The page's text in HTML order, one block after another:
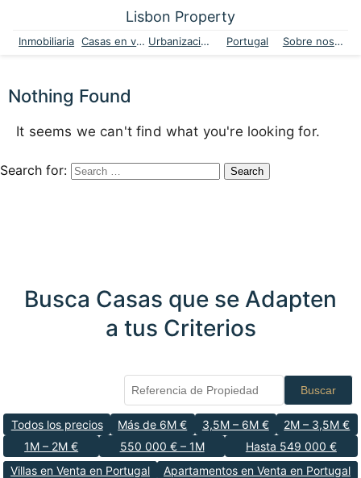
Lisbon Property
Inmobiliaria Casas en venta Urbanizaciones Portugal Sobre nosotros
Nothing Found
It seems we can't find what you're looking for.
Search for:
Busca Casas que se Adapten
a tus Criterios
Buscar
Todos los precios Más de 6M € 3,5M – 6M €
2M – 3,5M €
1M – 2M €
550 000 € – 1M
Hasta 549 000 €
Villas en Venta en Portugal
Apartamentos en Venta en Portugal